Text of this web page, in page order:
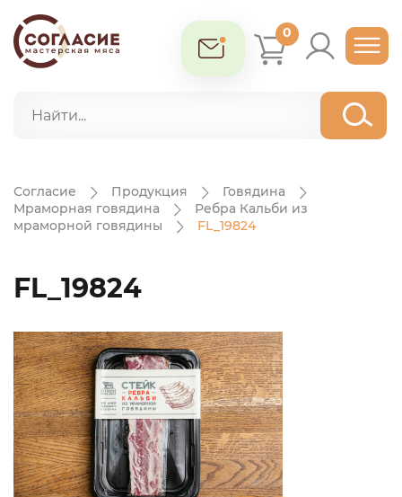
0
Согласие Продукция
Говядина
Мраморная говядина
Ребра Кальби из
мраморной говядины
FL_19824
FL_19824